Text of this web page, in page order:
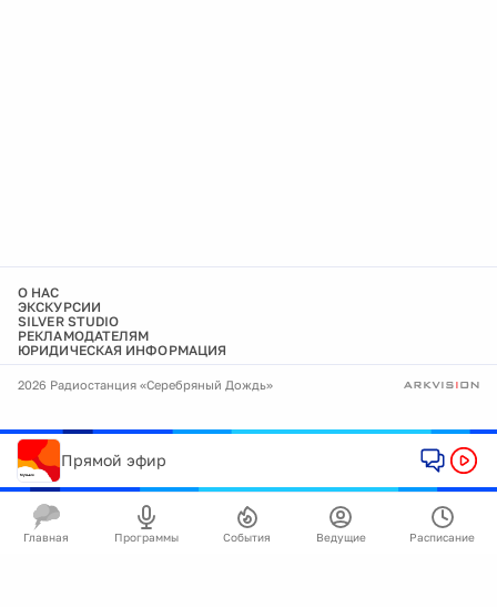
О НАС
ЭКСКУРСИИ
SILVER STUDIO
РЕКЛАМОДАТЕЛЯМ
ЮРИДИЧЕСКАЯ ИНФОРМАЦИЯ
2026 Радиостанция «Серебряный Дождь»
Прямой эфир
Главная Программы События Ведущие Расписание